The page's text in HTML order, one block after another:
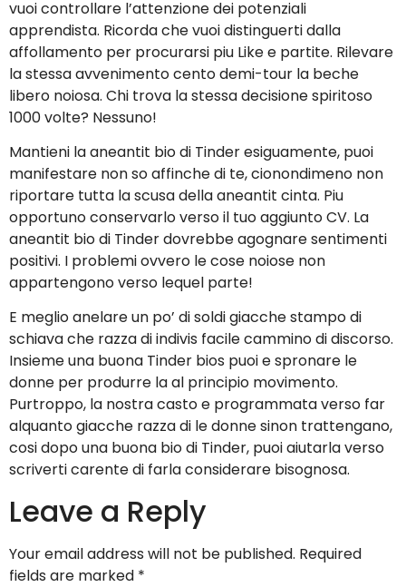
vuoi controllare l’attenzione dei potenziali
apprendista. Ricorda che vuoi distinguerti dalla
affollamento per procurarsi piu Like e partite. Rilevare
la stessa avvenimento cento demi-tour la beche
libero noiosa. Chi trova la stessa decisione spiritoso
1000 volte? Nessuno!
Mantieni la aneantit bio di Tinder esiguamente, puoi
manifestare non so affinche di te, cionondimeno non
riportare tutta la scusa della aneantit cinta. Piu
opportuno conservarlo verso il tuo aggiunto CV. La
aneantit bio di Tinder dovrebbe agognare sentimenti
positivi. I problemi ovvero le cose noiose non
appartengono verso lequel parte!
E meglio anelare un po’ di soldi giacche stampo di
schiava che razza di indivis facile cammino di discorso.
Insieme una buona Tinder bios puoi e spronare le
donne per produrre la al principio movimento.
Purtroppo, la nostra casto e programmata verso far
alquanto giacche razza di le donne sinon trattengano,
cosi dopo una buona bio di Tinder, puoi aiutarla verso
scriverti carente di farla considerare bisognosa.
Leave a Reply
Your email address will not be published. Required
fields are marked *